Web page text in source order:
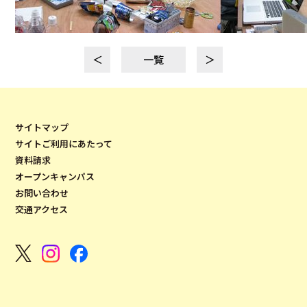
＜ 一覧 ＞
サイトマップ
サイトご利用にあたって
資料請求
オープンキャンパス
お問い合わせ
交通アクセス